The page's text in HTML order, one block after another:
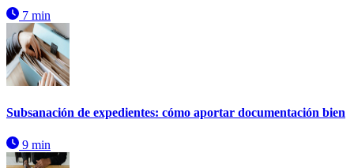
7 min
Subsanación de expedientes: cómo aportar documentación bien
9 min